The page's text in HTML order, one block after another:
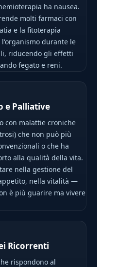
ha nausea.
molti farmaci con
e la fitoterapia
durante le
riducendo gli effetti
fegato e reni.
e Palliative
con malattie croniche
che non può più
o che ha
alla qualità della vita.
nella gestione del
nella vitalità —
è più guarire ma vivere
Ricorrenti
rispondono al